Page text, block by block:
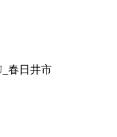
春日井市